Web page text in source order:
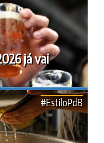
já vai
#EstiloPdB